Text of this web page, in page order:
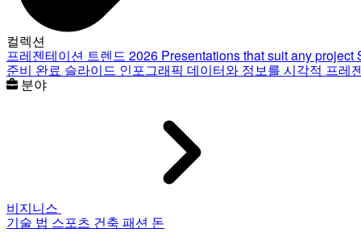
컬렉션
프레젠테이션 트렌드 2026 Presentations that suit any project
준비 완료 슬라이드 인포그래픽 데이터와 정보를 시각적 프레
분야
비지니스
기술 법 스포츠 건축 패션 돈